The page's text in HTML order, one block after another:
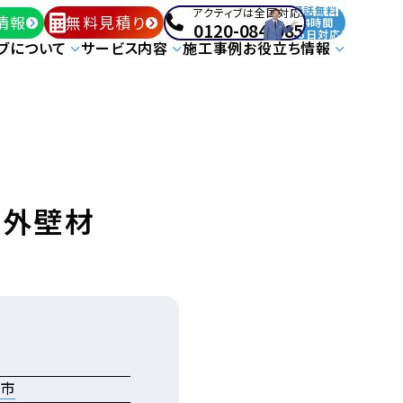
報 無料見積り アクティブは全国対応!
0120-084-085
通話無料
24時間
365日対応!
について サービス内容 施工事例お役立ち情報
壁材